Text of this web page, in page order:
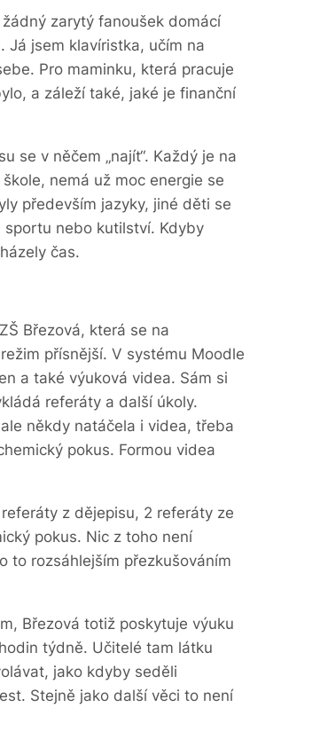
zarytý fanoušek domácí
Já jsem klavíristka, učím na
Pro maminku, která pracuje
a záleží také, jaké je finanční
se v něčem „najít“. Každý je na
nemá už moc energie se
především jazyky, jiné děti se
nebo kutilství. Kdyby
čas.
Březová, která se na
přísnější. V systému Moodle
a také výuková videa. Sám si
referáty a další úkoly.
někdy natáčela i videa, třeba
pokus. Formou videa
z dějepisu, 2 referáty ze
pokus. Nic z toho není
to rozsáhlejším přezkušováním
Březová totiž poskytuje výuku
týdně. Učitelé tam látku
jako kdyby seděli
Stejně jako další věci to není